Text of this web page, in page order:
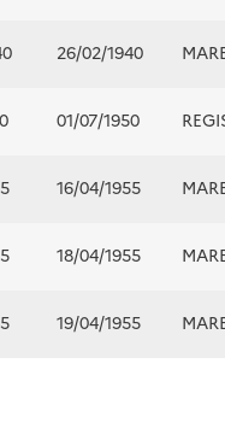
26/02/1940
01/07/1950
16/04/1955
18/04/1955
19/04/1955